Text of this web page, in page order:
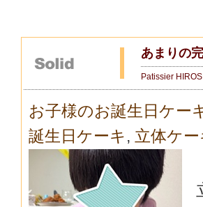
あまりの
Patissier
お子様のお誕生日ケー
誕生日ケーキ , 立体ケー